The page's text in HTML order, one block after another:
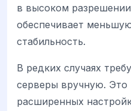
в высоком
обеспечивает
стабильность.
В редких случаях
серверы вручную.
расширенных